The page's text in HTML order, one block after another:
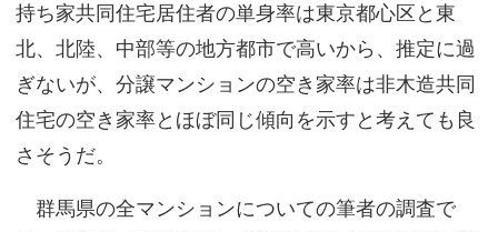
持ち家共同住宅居住者の単身率は東京都心区と東
北、北陸、中部等の地方都市で高いから、推定に過
ぎないが、分譲マンションの空き家率は非木造共同
住宅の空き家率とほぼ同じ傾向を示すと考えても良
さそうだ。
群馬県の全マンションについての筆者の調査で